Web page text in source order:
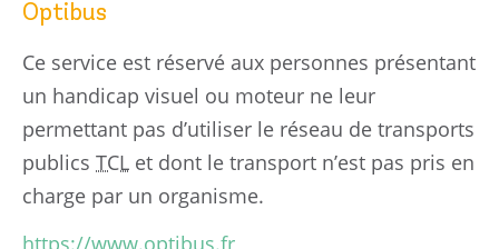
Optibus
Ce service est réservé aux personnes présentant
un handicap visuel ou moteur ne leur
permettant pas d’utiliser le réseau de transports
publicsTCL et dont le transport n’est pas pris en
charge par un organisme.